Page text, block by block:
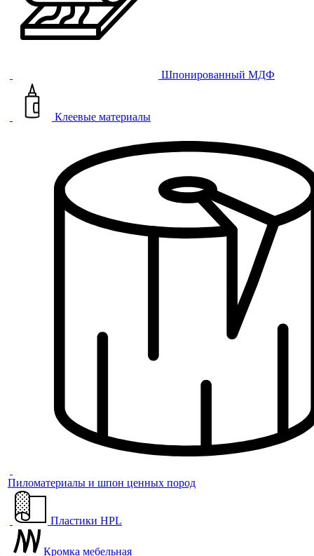
Шпонированный МДФ
Клеевые материалы
Пиломатериалы и шпон ценных пород
Пластики HPL
Кромка мебельная